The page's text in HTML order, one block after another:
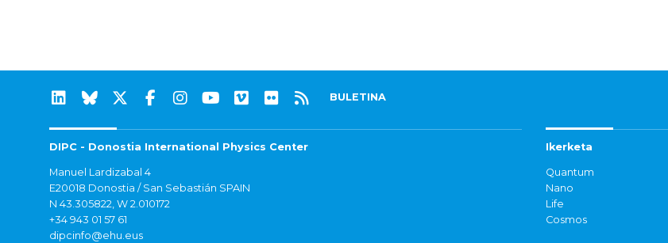
BULETINA
DIPC - Donostia International Physics Center
Manuel Lardizabal 4
E20018 Donostia / San Sebastián SPAIN
N 43.305822, W 2.010172
+34 943 01 57 61
dipcinfo@ehu.eus
Ikerketa
Quantum
Nano
Life
Cosmos